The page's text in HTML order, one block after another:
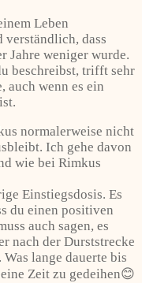
Leben
verständlich, dass
Jahre weniger wurde.
beschreibst, trifft sehr
auch wenn es ein
normalerweise nicht
Ich gehe davon
wie bei Rimkus
Einstiegsdosis. Es
du einen positiven
auch sagen, es
nach der Durststrecke
lange dauerte bis
Zeit zu gedeihen😊